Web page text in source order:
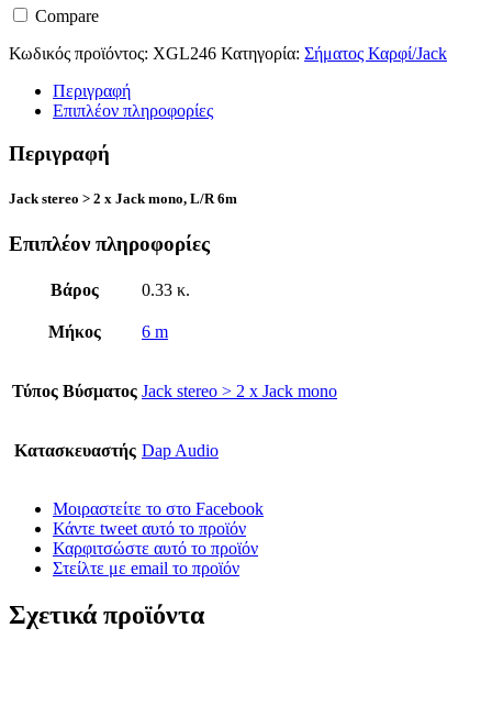
Compare
Κωδικός προϊόντος: XGL246 Κατηγορία: Σήματος Καρφί/Jack
Περιγραφή
Επιπλέον πληροφορίες
Περιγραφή
Jack stereo > 2 x Jack mono, L/R 6m
Επιπλέον πληροφορίες
Βάρος 0.33 κ.
Μήκος 6 m
Τύπος Βύσματος Jack stereo > 2 x Jack mono
Κατασκευαστής Dap Audio
Μοιραστείτε το στο Facebook
Κάντε tweet αυτό το προϊόν
Καρφιτσώστε αυτό το προϊόν
Στείλτε με email το προϊόν
Σχετικά προϊόντα